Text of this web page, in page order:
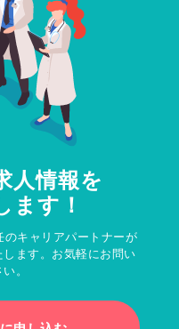
人情報を
ます！
のキャリアパートナーが
ます。お気軽にお問い
。